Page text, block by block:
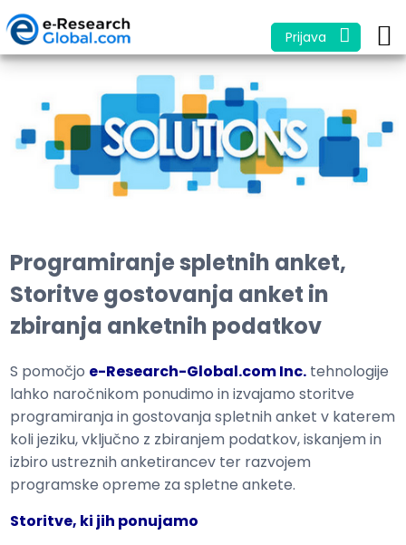
Prijava
Programiranje spletnih anket,
Storitve gostovanja anket in
zbiranja anketnih podatkov
S pomočjo e-Research-Global.com Inc. tehnologije
lahko naročnikom ponudimo in izvajamo storitve
programiranja in gostovanja spletnih anket v katerem
koli jeziku, vključno z zbiranjem podatkov, iskanjem in
izbiro ustreznih anketirancev ter razvojem
programske opreme za spletne ankete.
Storitve, ki jih ponujamo